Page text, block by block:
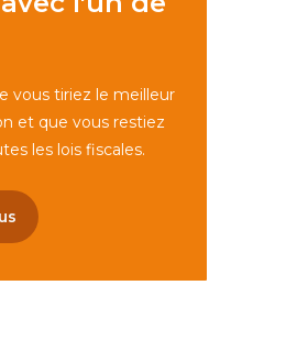
vous tiriez le meilleur
et que vous restiez
les lois fiscales.